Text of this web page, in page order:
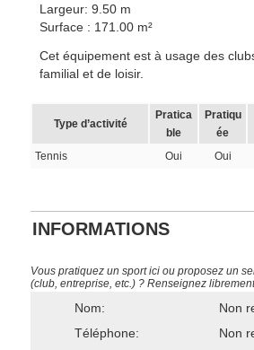
Largeur: 9.50 m
Surface : 171.00 m²
Cet équipement est à usage des
familial et de loisir.
Type d’activité
Pratica
ble
Pratiqu
ée
Tennis Oui Oui
INFORMATIONS
Vous pratiquez un sport ici ou proposez un
(club, entreprise, etc.) ? Renseignez
Nom:
Non
Téléphone:
Non